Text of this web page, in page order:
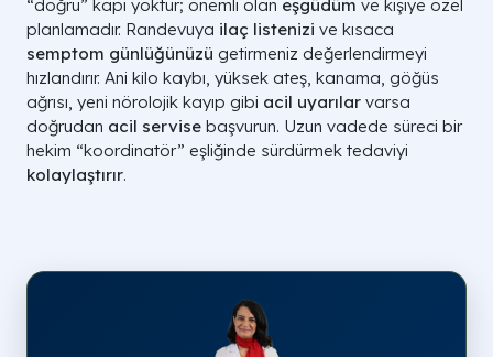
“doğru” kapı yoktur; önemli olan eşgüdüm ve kişiye özel
planlamadır. Randevuya ilaç listenizi ve kısaca
semptom günlüğünüzü getirmeniz değerlendirmeyi
hızlandırır. Ani kilo kaybı, yüksek ateş, kanama, göğüs
ağrısı, yeni nörolojik kayıp gibi acil uyarılar varsa
doğrudan acil servise başvurun. Uzun vadede süreci bir
hekim “koordinatör” eşliğinde sürdürmek tedaviyi
kolaylaştırır.